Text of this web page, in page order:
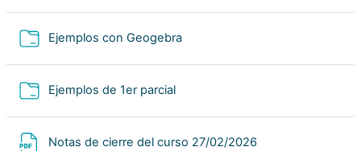
Ejemplos con GeogebraCarpeta
Ejemplos de 1er parcialCarpeta
Notas de cierre del curso 27/02/2026